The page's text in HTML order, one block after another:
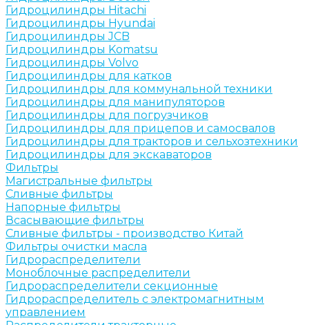
Гидроцилиндры Hitachi
Гидроцилиндры Hyundai
Гидроцилиндры JCB
Гидроцилиндры Komatsu
Гидроцилиндры Volvo
Гидроцилиндры для катков
Гидроцилиндры для коммунальной техники
Гидроцилиндры для манипуляторов
Гидроцилиндры для погрузчиков
Гидроцилиндры для прицепов и самосвалов
Гидроцилиндры для тракторов и сельхозтехники
Гидроцилиндры для экскаваторов
Фильтры
Магистральные фильтры
Сливные фильтры
Напорные фильтры
Всасывающие фильтры
Сливные фильтры - производство Китай
Фильтры очистки масла
Гидрораспределители
Моноблочные распределители
Гидрораспределители секционные
Гидрораспределитель с электромагнитным
управлением